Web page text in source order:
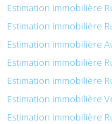
Estimation immobilière
Estimation immobilière
Estimation immobilière
Estimation immobilière
Estimation immobilière
Estimation immobilière
Estimation immobilière